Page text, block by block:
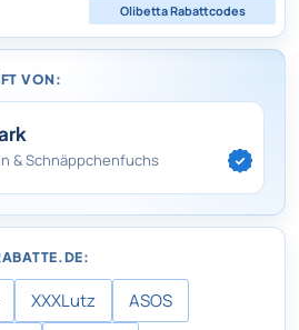
VON:
& Schnäppchenfuchs
XXXLutz
ASOS
OlibettaRabattcodes